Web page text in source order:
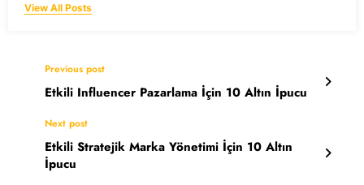
View All Posts
Previous post
Etkili Influencer Pazarlama İçin 10 Altın İpucu
Next post
Etkili Stratejik Marka Yönetimi İçin 10 Altın
İpucu